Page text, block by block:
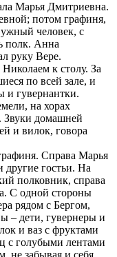
Марья Дмитриевна.
потом графиня,
человек, с
полк. Анна
руку Вере.
к столу. За
по всей зале, и
и гувернантки.
на хорах
Звуки домашней
и вилок, говора
Справа Марья
гостьи. На
полковник, справа
С одной стороны
рядом с Бергом,
– дети, гувернеры и
и ваз с фруктами
с голубыми лентами